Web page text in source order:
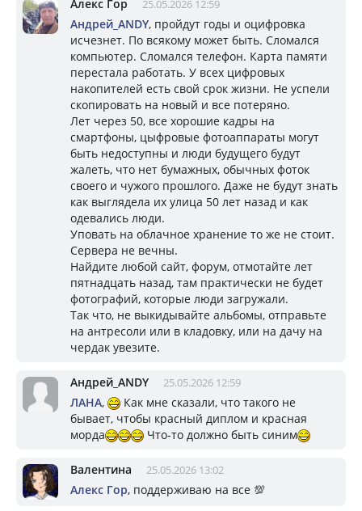
Алекс Гор 25.05.2026 12:59
Андрей_ANDY, пройдут годы и оцифровка
исчезнет. По всякому может быть. Сломался
компьютер. Сломался телефон. Карта памяти
перестала работать. У всех цифровых
накопителей есть свой срок жизни. Не успели
скопировать на новый и все потеряно.
Лет через 50, все хорошие кадры на
смартфоны, цыфровые фотоаппараты могут
быть недоступны и люди будущего будут
жалеть, что нет бумажных, обычных фоток
своего и чужого прошлого. Даже не будут знать
как выглядела их улица 50 лет назад и как
одевались люди.
Уповать на облачное хранение то же не стоит.
Сервера не вечны.
Найдите любой сайт, форум, отмотайте лет
пятнадцать назад, там практически не будет
фотографий, которые люди загружали.
Так что, не выкидывайте альбомы, отправьте
на антресоли или в кладовку, или на дачу на
чердак увезите.
Андрей_ANDY 25.05.2026 12:59
ЛАНА,
Как мне сказали, что такого не
бывает, чтобы красный диплом и красная
морда
Что-то должно быть синим
Валентина 25.05.2026 13:02
Алекс Гор, поддерживаю на все 💯